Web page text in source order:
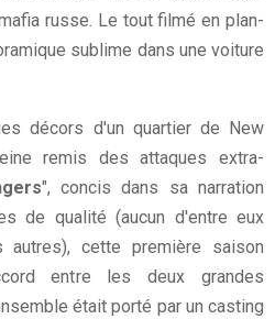
russe. Le tout filmé en plan-
sublime dans une voiture
décors d'un quartier de New
remis des attaques extra-
", concis dans sa narration
de qualité (aucun d'entre eux
cette première saison
entre les deux grandes
était porté par un casting